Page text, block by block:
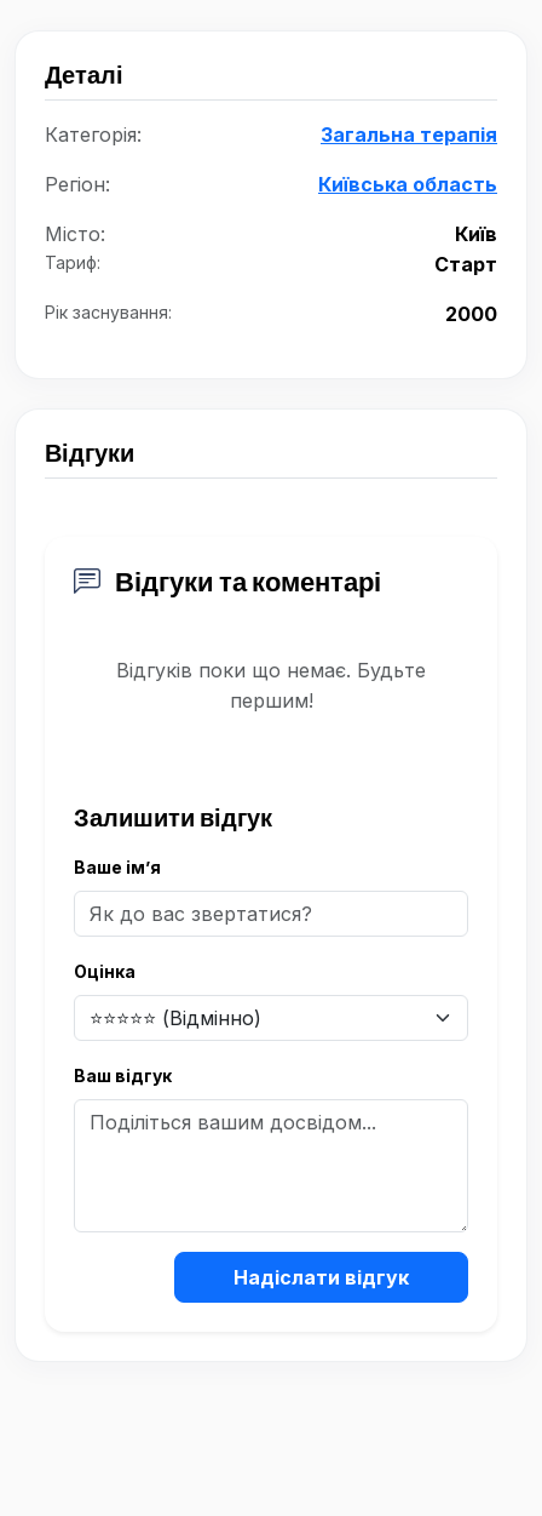
Деталі
Категорія: Загальна терапія
Регіон: Київська область
Місто: Київ
Тариф: Старт
Рік заснування: 2000
Відгуки
Відгуки та коментарі
Відгуків поки що немає. Будьте
першим!
Залишити відгук
Ваше ім’я
Оцінка
Ваш відгук
Надіслати відгук